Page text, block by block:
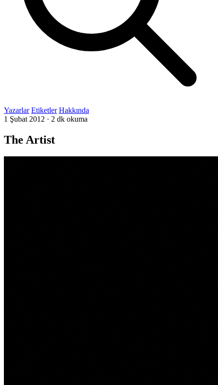
Yazarlar Etiketler Hakkında
1 Şubat 2012 · 2 dk okuma
The Artist